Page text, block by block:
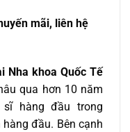
mãi, liên hệ
Nha khoa Quốc Tế
qua hơn 10 năm
hàng đầu trong
đầu. Bên cạnh